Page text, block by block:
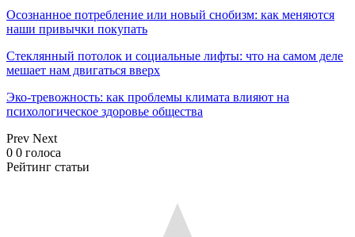
Осознанное потребление или новый снобизм: как меняются
наши привычки покупать
Стеклянный потолок и социальные лифты: что на самом деле
мешает нам двигаться вверх
Эко-тревожность: как проблемы климата влияют на
психологическое здоровье общества
Prev Next
0 0 голоса
Рейтинг статьи